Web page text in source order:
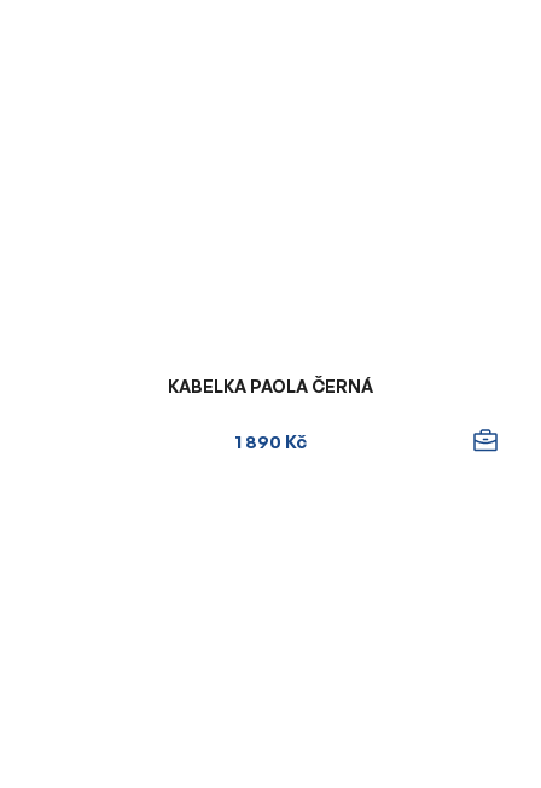
KABELKA PAOLA ČERNÁ
1 890 Kč